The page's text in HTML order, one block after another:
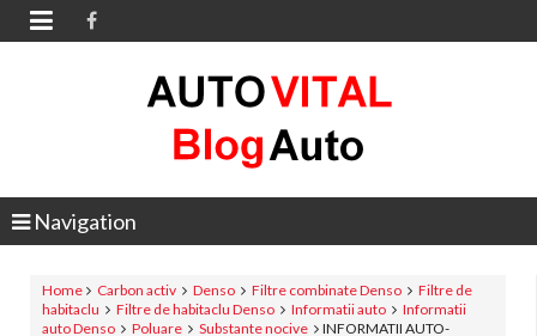

Navigation
Home Carbon activ Denso Filtre combinate Denso
Filtre de
habitaclu
Filtre de habitaclu Denso Informatii auto
Informatii
auto Denso
Poluare Substante nocive
INFORMATII AUTO-